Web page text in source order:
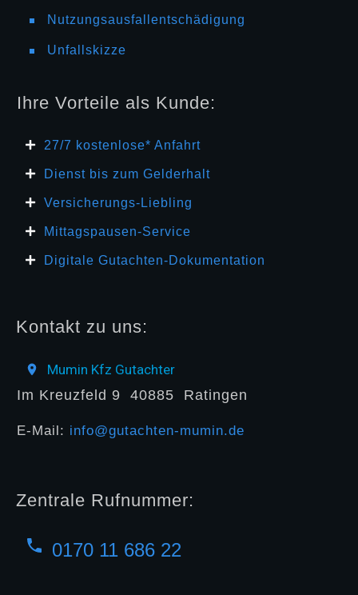
Nutzungsausfallentschädigung
Unfallskizze
Ihre Vorteile als Kunde:
27/7 kosten lose* Anfahrt
Dienst bis zum Gelderhalt
Versicherungs-Liebling
Mittagspausen-Service
Digitale Gutachten-Dokumentation
Kontakt zu uns:
Mumin Kfz Gutachter
Im Kreuzfeld 9 40885 Ratingen
E-Mail: info@gutachten-mumin.de
Zentrale Rufnummer:
0170 11 686 22